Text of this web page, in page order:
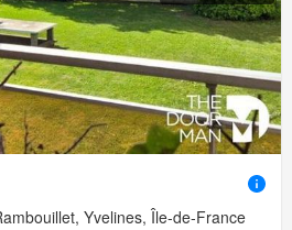
Yvelines, Île-de-France